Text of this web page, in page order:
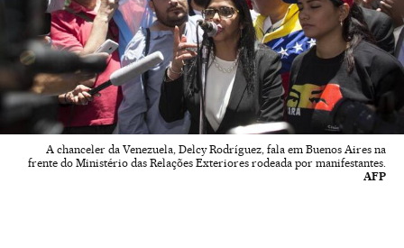
A chanceler da Venezuela, Delcy Rodríguez, fala em Buenos Aires na
frente do Ministério das Relações Exteriores rodeada por manifestantes.
AFP